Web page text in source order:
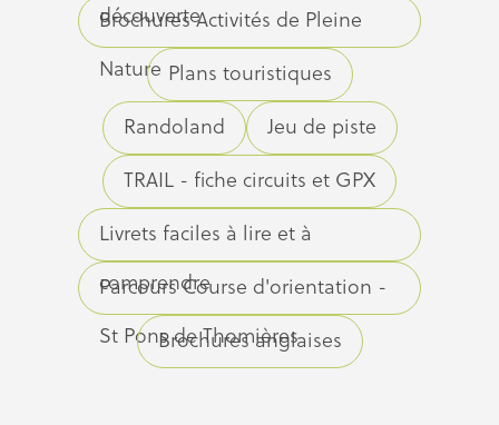
découverte
Brochures Activités de Pleine
Nature Plans touristiques
Randoland
Jeu de piste
TRAIL - fiche circuits et GPX
Livrets faciles à lire et à
comprendre
Parcours Course d'orientation -
St Pons de Thomières
Brochures anglaises